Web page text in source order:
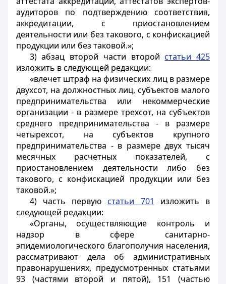
аудиторов по подтверждению соответствия,
аккредитации, с приостановлением
деятельности или без такового, с конфискацией
продукции или без таковой.»;
3) абзац второй части второй статьи 425
изложить в следующей редакции:
«влечет штраф на физических лиц в размере
двухсот, на должностных лиц, субъектов малого
предпринимательства или некоммерческие
организации - в размере трехсот, на субъектов
среднего предпринимательства - в размере
четырехсот, на субъектов крупного
предпринимательства - в размере двух тысяч
месячных расчетных показателей, с
приостановлением деятельности либо без
такового, с конфискацией продукции или без
таковой.»;
4) часть первую статьи 701
изложить в
следующей редакции:
«Органы, осуществляющие контроль и
надзор в сфере санитарно-
эпидемиологического благополучия населения,
рассматривают дела об административных
правонарушениях, предусмотренных статьями
93 (частями второй и пятой), 151 (частью